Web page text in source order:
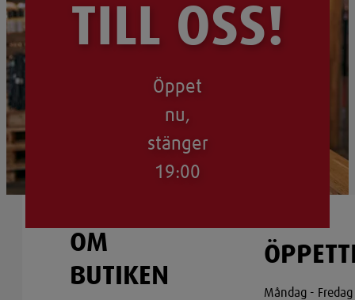
TILL OSS!
Öppet
nu,
stänger
19:00
OM
BUTIKEN
Måndag -